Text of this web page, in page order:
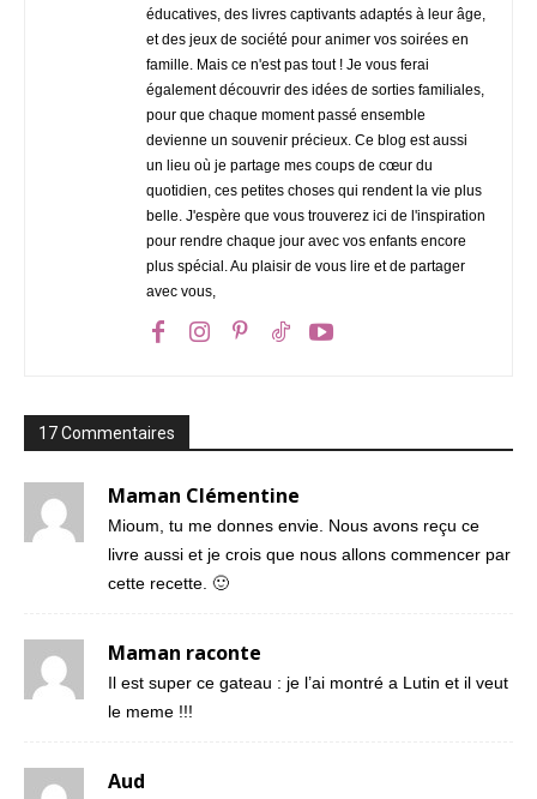
éducatives, des livres captivants adaptés à leur âge,
et des jeux de société pour animer vos soirées en
famille. Mais ce n'est pas tout ! Je vous ferai
également découvrir des idées de sorties familiales,
pour que chaque moment passé ensemble
devienne un souvenir précieux. Ce blog est aussi
un lieu où je partage mes coups de cœur du
quotidien, ces petites choses qui rendent la vie plus
belle. J'espère que vous trouverez ici de l'inspiration
pour rendre chaque jour avec vos enfants encore
plus spécial. Au plaisir de vous lire et de partager
avec vous,
17 Commentaires
Maman Clémentine
Mioum, tu me donnes envie. Nous avons reçu ce
livre aussi et je crois que nous allons commencer par
cette recette. 🙂
Maman raconte
Il est super ce gateau : je l’ai montré a Lutin et il veut
le meme !!!
Aud